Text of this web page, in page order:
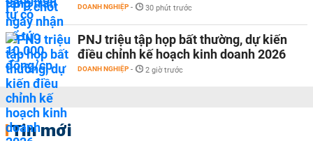
DOANH NGHIỆP - 30 phút trước
PNJ triệu tập họp bất thường, dự kiến
điều chỉnh kế hoạch kinh doanh 2026
DOANH NGHIỆP - 2 giờ trước
Tin mới